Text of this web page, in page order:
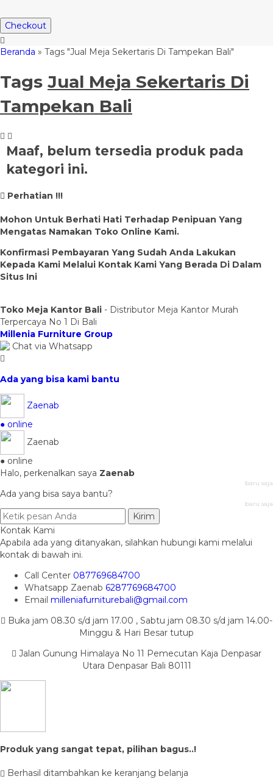
Checkout
Beranda » Tags "Jual Meja Sekertaris Di Tampekan Bali"
Tags Jual Meja Sekertaris Di
Tampekan Bali
Maaf, belum tersedia produk pada
kategori ini.
Perhatian !!!
Mohon Untuk Berhati Hati Terhadap Penipuan Yang
Mengatas Namakan Toko Online Kami.
Konfirmasi Pembayaran Yang Sudah Anda Lakukan
Kepada Kami Melalui Kontak Kami Yang Berada Di Dalam
Situs Ini
Toko Meja Kantor Bali - Distributor Meja Kantor Murah
Terpercaya No 1 Di Bali
Millenia Furniture Group
Chat via Whatsapp
Ada yang bisa kami bantu
Zaenab
● online
Zaenab
● online
Halo, perkenalkan saya Zaenab
baru saja
Ada yang bisa saya bantu?
baru saja
Kirim
Kontak Kami
Apabila ada yang ditanyakan, silahkan hubungi kami melalui
kontak di bawah ini.
Call Center 087769684700
Whatsapp Zaenab 6287769684700
Email milleniafurniturebali@gmail.com
Buka jam 08.30 s/d jam 17.00 , Sabtu jam 08.30 s/d jam 14.00-
Minggu & Hari Besar tutup
Jalan Gunung Himalaya No 11 Pemecutan Kaja Denpasar
Utara Denpasar Bali 80111
Produk yang sangat tepat, pilihan bagus..!
Berhasil ditambahkan ke keranjang belanja